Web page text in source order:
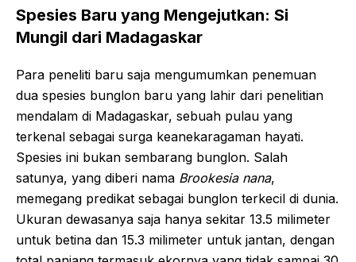
Spesies Baru yang Mengejutkan: Si
Mungil dari Madagaskar
Para peneliti baru saja mengumumkan penemuan
dua spesies bunglon baru yang lahir dari penelitian
mendalam di Madagaskar, sebuah pulau yang
terkenal sebagai surga keanekaragaman hayati.
Spesies ini bukan sembarang bunglon. Salah
satunya, yang diberi nama Brookesia nana,
memegang predikat sebagai bunglon terkecil di dunia.
Ukuran dewasanya saja hanya sekitar 13.5 milimeter
untuk betina dan 15.3 milimeter untuk jantan, dengan